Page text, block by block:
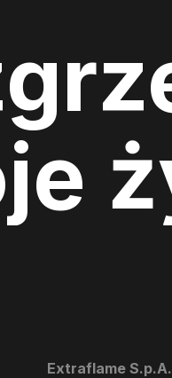
Extraflame S.p.A.